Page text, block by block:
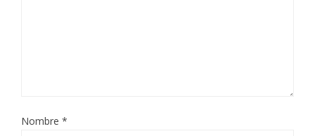
Nombre *